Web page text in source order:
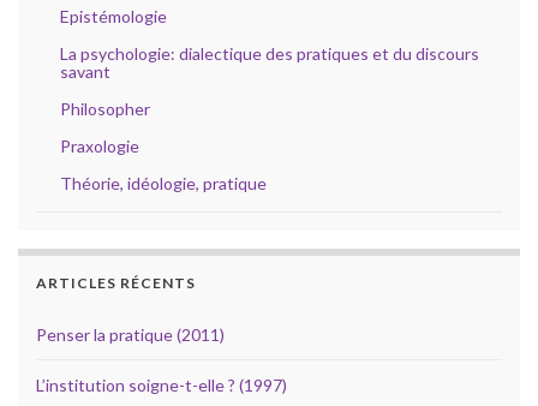
Epistémologie
La psychologie: dialectique des pratiques et du discours
savant
Philosopher
Praxologie
Théorie, idéologie, pratique
ARTICLES RÉCENTS
Penser la pratique (2011)
L’institution soigne-t-elle ? (1997)